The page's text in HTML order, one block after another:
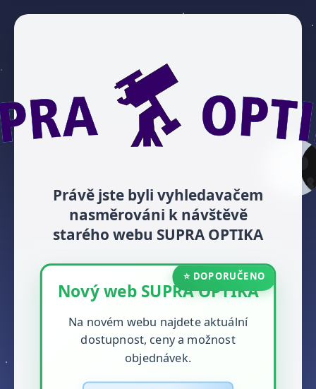
Právě jste byli vyhledavačem
nasměrováni k návštěvě
starého webu SUPRA OPTIKA
⭐ DOPORUČENO
Nový web SUPRA OPTIKA
Na novém webu najdete aktuální
dostupnost, ceny a možnost
objednávek.